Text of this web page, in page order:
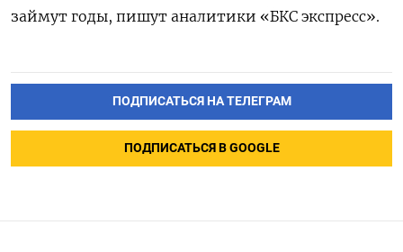
займут годы, пишут аналитики «БКС экспресс».
ПОДПИСАТЬСЯ НА ТЕЛЕГРАМ
ПОДПИСАТЬСЯ В GOOGLE